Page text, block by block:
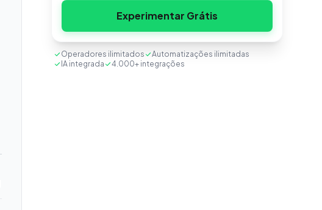
Experimentar Grátis
Operadores ilimitados
Automatizações ilimitadas
IA integrada
4.000+ integrações